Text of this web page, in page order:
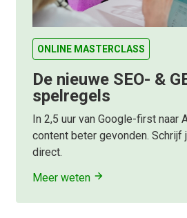
ONLINE MASTERCLASS
De nieuwe SEO- &
spelregels
In 2,5 uur van Google-first naar
content beter gevonden. Schrijf
direct.
Meer weten